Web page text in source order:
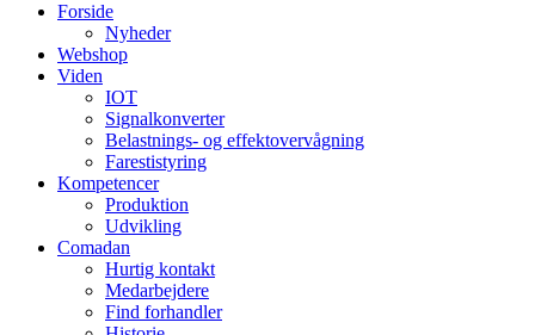
Forside
Nyheder
Webshop
Viden
IOT
Signalkonverter
Belastnings- og effektovervågning
Farestistyring
Kompetencer
Produktion
Udvikling
Comadan
Hurtig kontakt
Medarbejdere
Find forhandler